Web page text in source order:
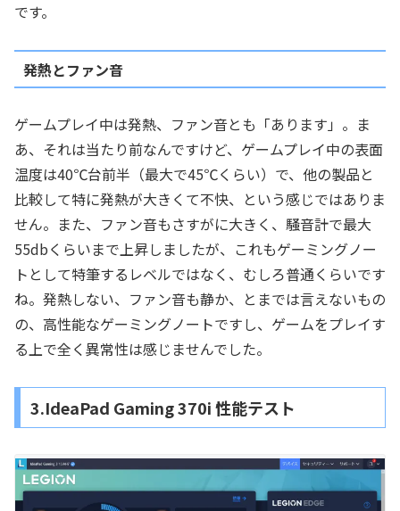
です。
発熱とファン音
ゲームプレイ中は発熱、ファン音とも「あります」。ま
あ、それは当たり前なんですけど、ゲームプレイ中の表面
温度は40℃台前半（最大で45℃くらい）で、他の製品と
比較して特に発熱が大きくて不快、という感じではありま
せん。また、ファン音もさすがに大きく、騒音計で最大
55dbくらいまで上昇しましたが、これもゲーミングノー
トとして特筆するレベルではなく、むしろ普通くらいです
ね。発熱しない、ファン音も静か、とまでは言えないもの
の、高性能なゲーミングノートですし、ゲームをプレイす
る上で全く異常性は感じませんでした。
3.IdeaPad Gaming 370i 性能テスト